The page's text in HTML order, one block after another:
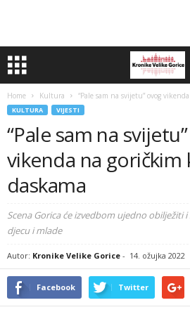
Home Kultura “Pale sam na svijetu” ovog
KULTURA VIJESTI
“Pale sam na
vikenda na goričkim
daskama
Scena Gorica će izvedbom ujedno obilježiti
djecu i mlade
Autor: Kronike Velike Gorice - 14. ožujka 2022
Facebook Twitter